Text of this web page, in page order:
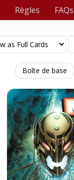
Règles FAQs
Boîte de base